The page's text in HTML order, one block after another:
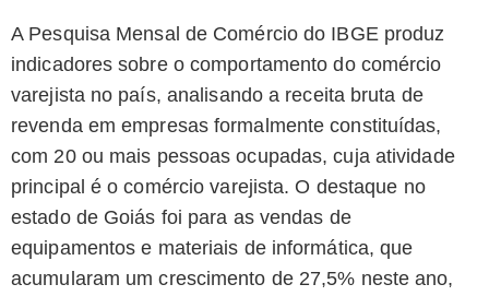
A Pesquisa Mensal de Comércio do IBGE produz
indicadores sobre o comportamento do comércio
varejista no país, analisando a receita bruta de
revenda em empresas formalmente constituídas,
com 20 ou mais pessoas ocupadas, cuja atividade
principal é o comércio varejista. O destaque no
estado de Goiás foi para as vendas de
equipamentos e materiais de informática, que
acumularam um crescimento de 27,5% neste ano,